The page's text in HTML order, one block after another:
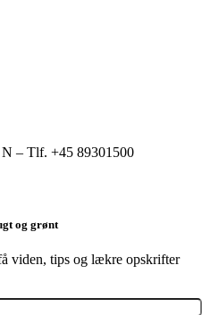
– Tlf. +45 89301500
og grønt
viden, tips og lækre opskrifter